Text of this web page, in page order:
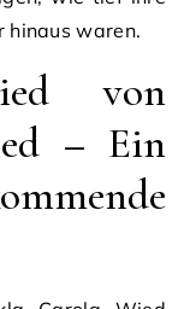
hinaus waren.
von
– Ein